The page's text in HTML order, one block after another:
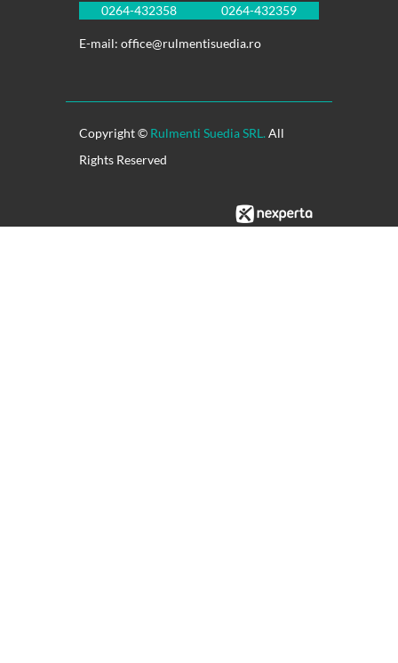
0264-432358
0264-432359
E-mail: office@rulmentisuedia.ro
Copyright © Rulmenti Suedia SRL. All
Rights Reserved